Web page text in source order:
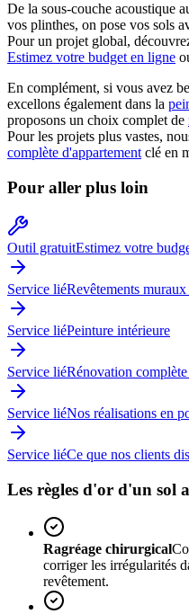
De la sous-couche acoustique
vos plinthes, on pose vos sols
Pour un projet global,
Estimez votre budget en ligne
En complément, si vous avez
excellons également dans la
proposons un choix complet de
Pour les projets plus vastes,
complète d'appartementclé en
Pour aller plus loin
Outil gratuitEstimez votre
Service liéRevêtements muraux
Service liéPeinture intérieure
Service liéRénovation
Service liéNos réalisations en
Service liéCe que nos clients
Les règles d'or d'un sol
Ragréage chirurgical
corriger les irrégularités
revêtement.